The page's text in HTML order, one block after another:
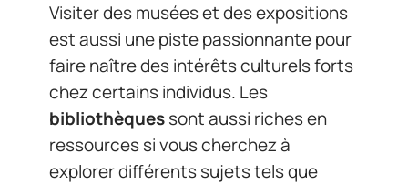
Visiter des musées et des expositions
est aussi une piste passionnante pour
faire naître des intérêts culturels forts
chez certains individus. Les
bibliothèquessont aussi riches en
ressources si vous cherchez à
explorer différents sujets tels que